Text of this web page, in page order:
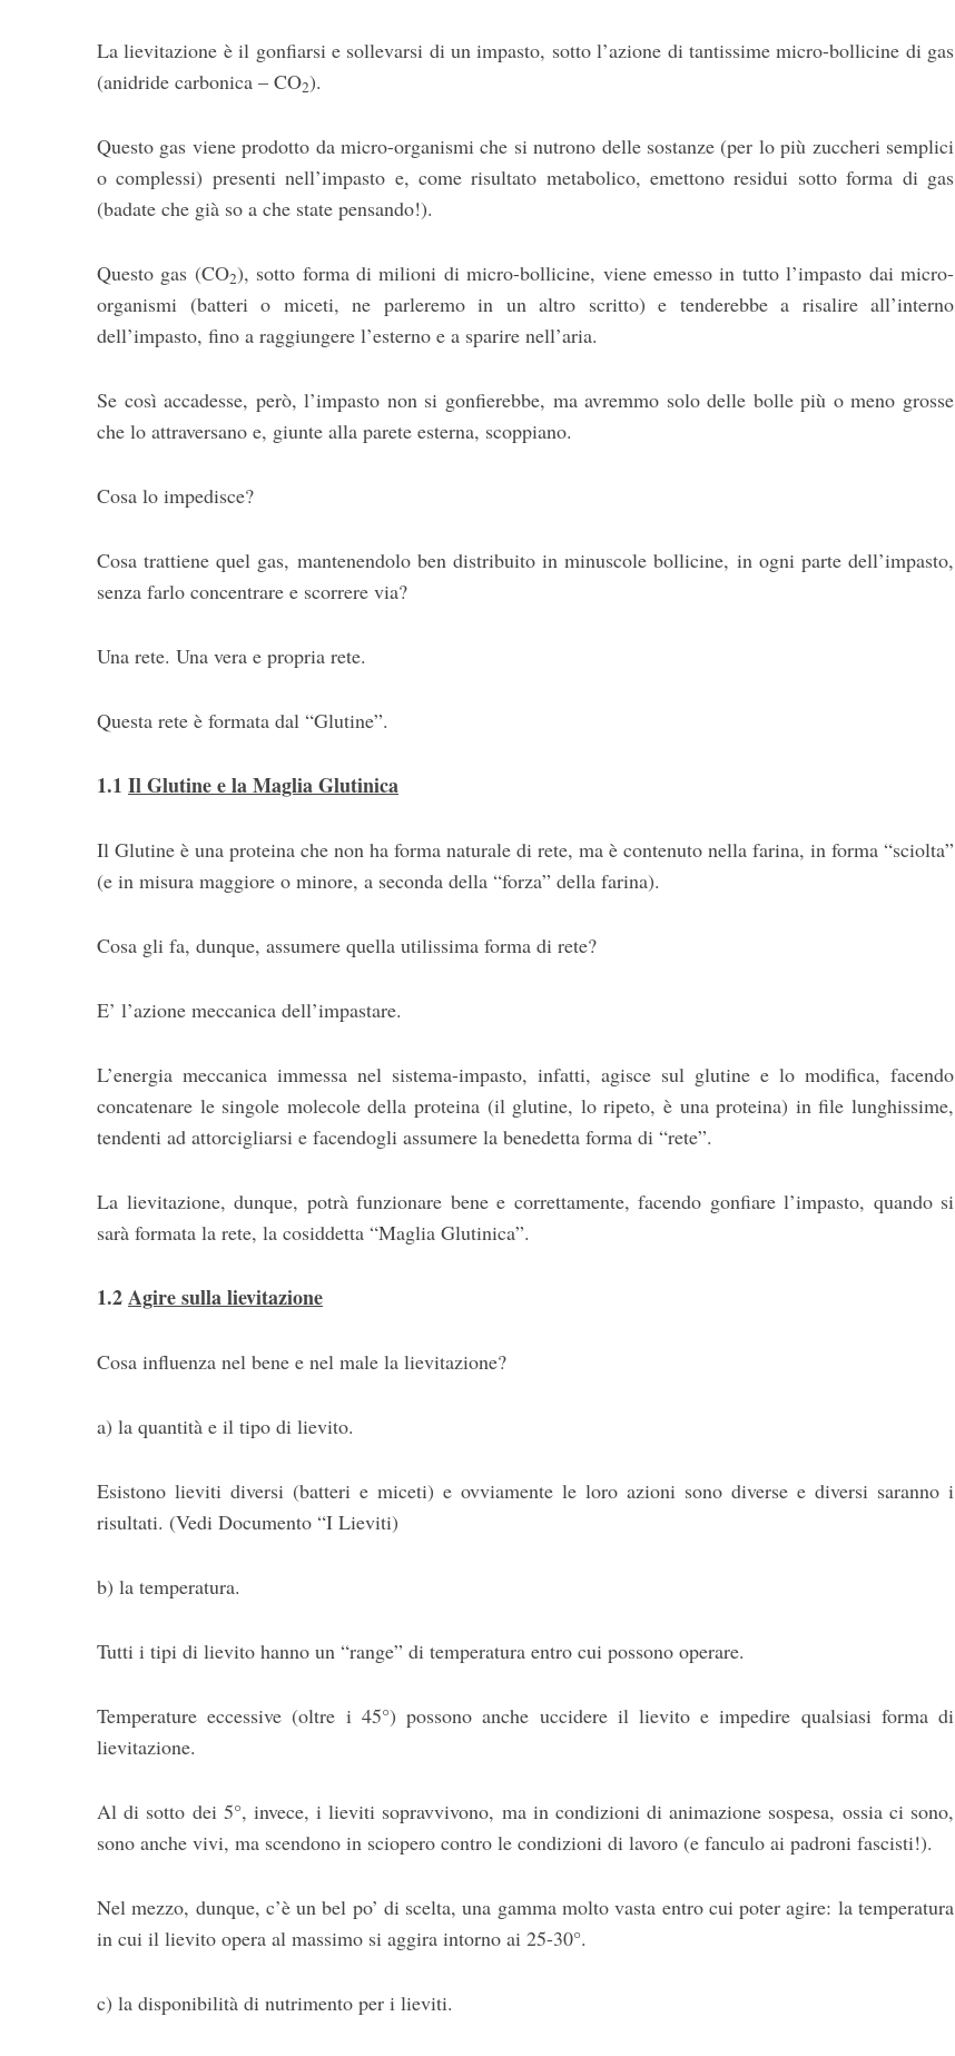
La lievitazione è il gonfiarsi e sollevarsi di un impasto, sotto l’azione di tantissime micro-bollicine di gas
(anidride carbonica – CO2).
Questo gas viene prodotto da micro-organismi che si nutrono delle sostanze (per lo più zuccheri semplici
o complessi) presenti nell’impasto e, come risultato metabolico, emettono residui sotto forma di gas
(badate che già so a che state pensando!).
Questo gas (CO2), sotto forma di milioni di micro-bollicine, viene emesso in tutto l’impasto dai micro-
organismi (batteri o miceti, ne parleremo in un altro scritto) e tenderebbe a risalire all’interno
dell’impasto, fino a raggiungere l’esterno e a sparire nell’aria.
Se così accadesse, però, l’impasto non si gonfierebbe, ma avremmo solo delle bolle più o meno grosse
che lo attraversano e, giunte alla parete esterna, scoppiano.
Cosa lo impedisce?
Cosa trattiene quel gas, mantenendolo ben distribuito in minuscole bollicine, in ogni parte dell’impasto,
senza farlo concentrare e scorrere via?
Una rete. Una vera e propria rete.
Questa rete è formata dal “Glutine”.
1.1 Il Glutine e la Maglia Glutinica
Il Glutine è una proteina che non ha forma naturale di rete, ma è contenuto nella farina, in forma “sciolta”
(e in misura maggiore o minore, a seconda della “forza” della farina).
Cosa gli fa, dunque, assumere quella utilissima forma di rete?
E’ l’azione meccanica dell’impastare.
L’energia meccanica immessa nel sistema-impasto, infatti, agisce sul glutine e lo modifica, facendo
concatenare le singole molecole della proteina (il glutine, lo ripeto, è una proteina) in file lunghissime,
tendenti ad attorcigliarsi e facendogli assumere la benedetta forma di “rete”.
La lievitazione, dunque, potrà funzionare bene e correttamente, facendo gonfiare l’impasto, quando si
sarà formata la rete, la cosiddetta “Maglia Glutinica”.
1.2Agire sulla lievitazione
Cosa influenza nel bene e nel male la lievitazione?
a) la quantità e il tipo di lievito.
Esistono lieviti diversi (batteri e miceti) e ovviamente le loro azioni sono diverse e diversi saranno i
risultati. (Vedi Documento “I Lieviti)
b) la temperatura.
Tutti i tipi di lievito hanno un “range” di temperatura entro cui possono operare.
Temperature eccessive (oltre i 45°) possono anche uccidere il lievito e impedire qualsiasi forma di
lievitazione.
Al di sotto dei 5°, invece, i lieviti sopravvivono, ma in condizioni di animazione sospesa, ossia ci sono,
sono anche vivi, ma scendono in sciopero contro le condizioni di lavoro (e fanculo ai padroni fascisti!).
Nel mezzo, dunque, c’è un bel po’ di scelta, una gamma molto vasta entro cui poter agire: la temperatura
in cui il lievito opera al massimo si aggira intorno ai 25-30°.
c) la disponibilità di nutrimento per i lieviti.